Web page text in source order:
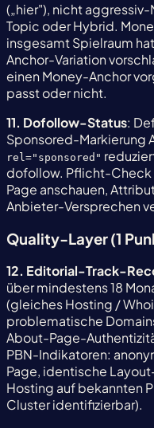
(„hier"), nicht
Topic oder Hybrid.
insgesamt Spielraum
Anchor-Variation
einen Money-Anchor
passt oder nicht.
11. Dofollow-Status:
Sponsored-Markierung
rel="sponsored"
dofollow. Pflicht-Check
Page anschauen,
Anbieter-Versprechen
Quality-Layer (1
12. Editorial-Track-
über mindestens 18
(gleiches Hosting /
problematische
About-Page-
PBN-Indikatoren:
Page, identische
Hosting auf bekannten
Cluster identifizierbar).